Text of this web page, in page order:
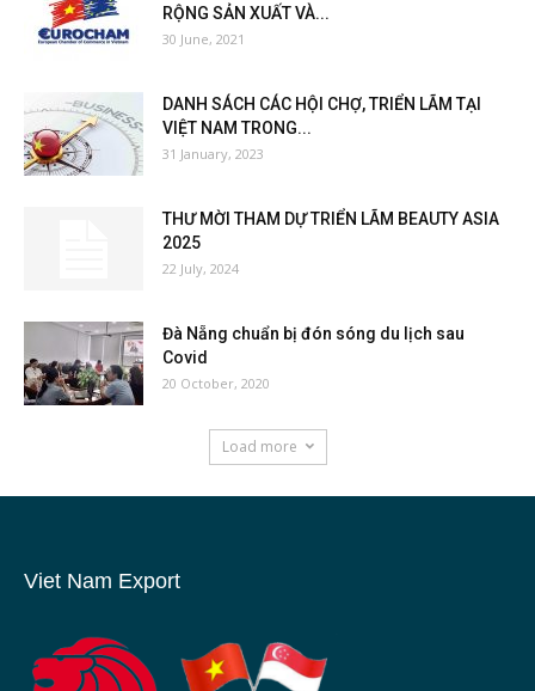
RỘNG SẢN XUẤT VÀ...
30 June, 2021
DANH SÁCH CÁC HỘI CHỢ, TRIỂN LÃM TẠI
VIỆT NAM TRONG...
31 January, 2023
THƯ MỜI THAM DỰ TRIỂN LÃM BEAUTY ASIA
2025
22 July, 2024
Đà Nẵng chuẩn bị đón sóng du lịch sau
Covid
20 October, 2020
Load more
Viet Nam Export